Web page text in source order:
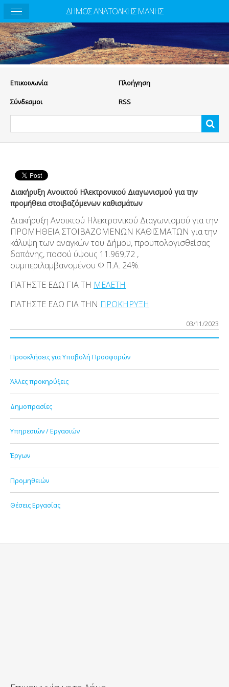
Eπικοινωνία Πλοήγηση
Σύνδεσμοι RSS
Διακήρυξη Ανοικτού Ηλεκτρονικού Διαγωνισμού για την
προμήθεια στοιβαζόμενων καθισμάτων
Διακήρυξη Ανοικτού Ηλεκτρονικού Διαγωνισμού για την
ΠΡΟΜΗΘΕΙΑ ΣΤΟΙΒΑΖΟΜΕΝΩΝ ΚΑΘΙΣΜΑΤΩΝ για την
κάλυψη των αναγκών του Δήμου, προϋπολογισθείσας
δαπάνης, ποσού ύψους 11.969,72 ,
συμπεριλαμβανομένου Φ.Π.Α. 24%.
ΠΑΤΗΣΤΕ ΕΔΩ ΓΙΑ ΤΗ ΜΕΛΕΤΗ
ΠΑΤΗΣΤΕ ΕΔΩ ΓΙΑ ΤΗΝ ΠΡΟΚΗΡΥΞΗ
03/11/2023
Προσκλήσεις για Υποβολή Προσφορών
Άλλες προκηρύξεις
Δημοπρασίες
Υπηρεσιών / Εργασιών
Έργων
Προμηθειών
Θέσεις Εργασίας
ΔΗΜΟΣ ΑΝΑΤΟΛΙΚΗΣ ΜΑΝΗΣ